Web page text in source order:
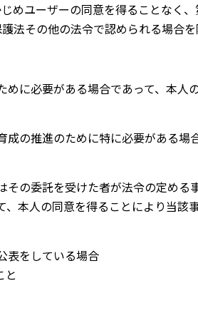
めユーザーの同意を得ることなく
法その他の法令で認められる場合を
めに必要がある場合であって、本人
成の推進のために特に必要がある場
その委託を受けた者が法令の定める
、本人の同意を得ることにより当該
表をしている場合
と